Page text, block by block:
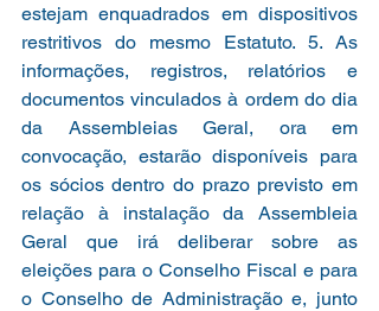
estejam enquadrados em dispositivos
restritivos do mesmo Estatuto. 5. As
informações, registros, relatórios e
documentos vinculados à ordem do dia
da Assembleias Geral, ora em
convocação, estarão disponíveis para
os sócios dentro do prazo previsto em
relação à instalação da Assembleia
Geral que irá deliberar sobre as
eleições para o Conselho Fiscal e para
o Conselho de Administração e, junto